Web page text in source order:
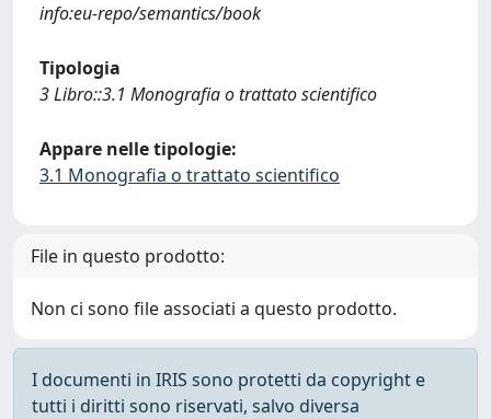
info:eu-repo/semantics/book
Tipologia
3 Libro::3.1 Monografia o trattato scientifico
Appare nelle tipologie:
3.1 Monografia o trattato scientifico
File in questo prodotto:
Non ci sono file associati a questo prodotto.
I documenti in IRIS sono protetti da copyright e
tutti i diritti sono riservati, salvo diversa